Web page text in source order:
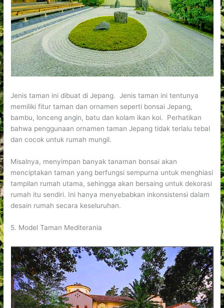
Jenis taman ini dibuat di Jepang. Jenis taman ini tentunya
memiliki fitur taman dan ornamen seperti bonsai Jepang,
bambu, lonceng angin, batu dan kolam ikan koi. Perhatikan
bahwa penggunaan ornamen taman Jepang tidak terlalu tebal
dan cocok untuk rumah mungil.
Misalnya, menyimpan banyak tanaman bonsai akan
menciptakan taman yang berfungsi sempurna untuk menghiasi
tampilan rumah utama, sehingga akan bersaing untuk dekorasi
rumah itu sendiri. Ini hanya menyebabkan inkonsistensi dalam
desain rumah secara keseluruhan.
5. Model Taman Mediterania